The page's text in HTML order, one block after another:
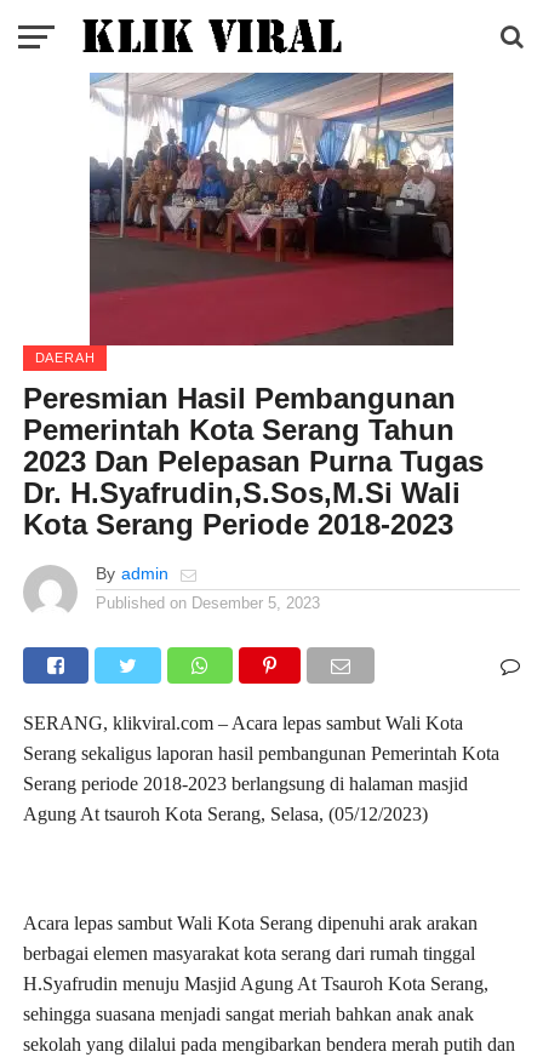
DAERAH
Peresmian Hasil Pembangunan
Pemerintah Kota Serang Tahun
2023 Dan Pelepasan Purna Tugas
Dr. H.Syafrudin,S.Sos,M.Si Wali
Kota Serang Periode 2018-2023
By admin
Published on Desember 5, 2023
SERANG, klikviral.com – Acara lepas sambut Wali Kota
Serang sekaligus laporan hasil pembangunan Pemerintah Kota
Serang periode 2018-2023 berlangsung di halaman masjid
Agung At tsauroh Kota Serang, Selasa, (05/12/2023)
Acara lepas sambut Wali Kota Serang dipenuhi arak arakan
berbagai elemen masyarakat kota serang dari rumah tinggal
H.Syafrudin menuju Masjid Agung At Tsauroh Kota Serang,
sehingga suasana menjadi sangat meriah bahkan anak anak
sekolah yang dilalui pada mengibarkan bendera merah putih dan